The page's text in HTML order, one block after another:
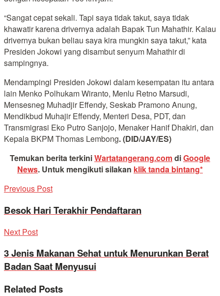
“Sangat cepat sekali. Tapi saya tidak takut, saya tidak
khawatir karena drivernya adalah Bapak Tun Mahathir. Kalau
drivernya bukan beliau saya kira mungkin saya takut,” kata
Presiden Jokowi yang disambut senyum Mahathir di
sampingnya.
Mendampingi Presiden Jokowi dalam kesempatan itu antara
lain Menko Polhukam Wiranto, Menlu Retno Marsudi,
Mensesneg Muhadjir Effendy, Seskab Pramono Anung,
Mendikbud Muhajir Effendy, Menteri Desa, PDT, dan
Transmigrasi Eko Putro Sanjojo, Menaker Hanif Dhakiri, dan
Kepala BKPM Thomas Lembong. (DID/JAY/ES)
Temukan berita terkiniWartatangerang.comdiGoogle
News. Untuk mengikuti silakan klik tanda bintang*
Previous Post
Besok Hari Terakhir Pendaftaran
Next Post
3 Jenis Makanan Sehat untuk Menurunkan Berat
Badan Saat Menyusui
Related Posts